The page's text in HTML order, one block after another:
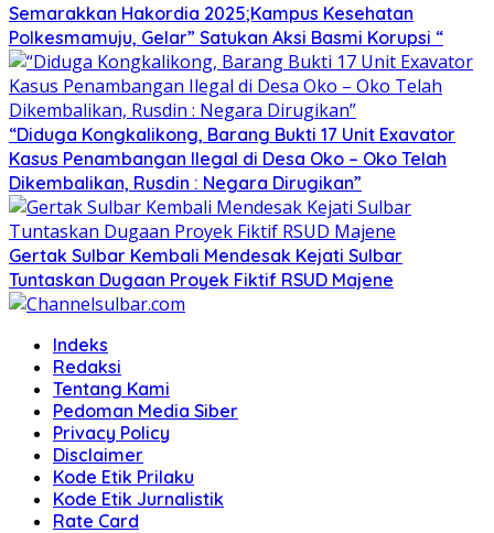
Semarakkan Hakordia 2025;Kampus Kesehatan
Polkesmamuju, Gelar” Satukan Aksi Basmi Korupsi “
“Diduga Kongkalikong, Barang Bukti 17 Unit Exavator
Kasus Penambangan Ilegal di Desa Oko – Oko Telah
Dikembalikan, Rusdin : Negara Dirugikan”
Gertak Sulbar Kembali Mendesak Kejati Sulbar
Tuntaskan Dugaan Proyek Fiktif RSUD Majene
Indeks
Redaksi
Tentang Kami
Pedoman Media Siber
Privacy Policy
Disclaimer
Kode Etik Prilaku
Kode Etik Jurnalistik
Rate Card